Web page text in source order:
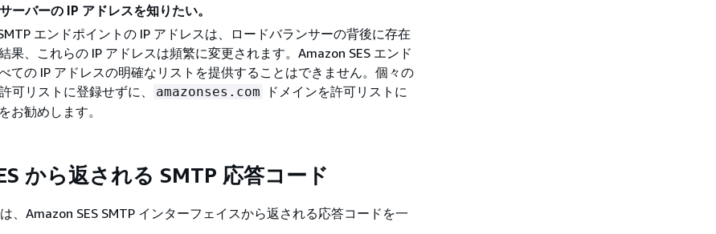
ーバーの IP アドレスを知りたい。
エンドポイントの IP アドレスは、ロードバランサーの背後に存在
果、これらの IP アドレスは頻繁に変更されます。Amazon SES エンド
ての IP アドレスの明確なリストを提供することはできません。個々の
可リストに登録せずに、
amazonses.com
ドメインを許可リストに
お勧めします。
から返される SMTP 応答コード
、Amazon SES SMTP インターフェイスから返される応答コードを一